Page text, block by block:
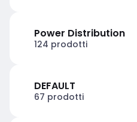
Power Distribution
124 prodotti
DEFAULT
67 prodotti